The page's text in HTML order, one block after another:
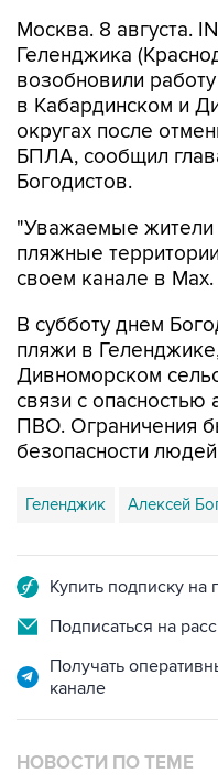
Москва. 8 августа.
Геленджика
возобновили
в Кабардинском и
округах после
БПЛА, сообщил
Богодистов.
"Уважаемые жители
пляжные
своем канале в Max.
В субботу днем
пляжи в
Дивноморском
связи с
ПВО. Ограничения
безопасности
Геленджик Алексей
Купить подписку
Подписаться на
Получать
канале
НОВОСТИ ПО ТЕМЕ